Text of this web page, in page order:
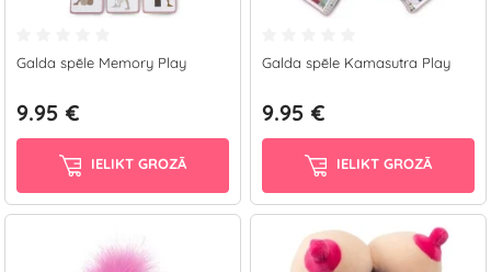
Galda spēle Memory Play
9.95 €
IELIKT GROZĀ
Galda spēle Kamasutra Play
9.95 €
IELIKT GROZĀ